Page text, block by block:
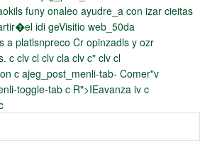
funy onaleo ayudre_a con izar cieitas
idi geVisitio web_50da
a platlsnpreco Cr opinzadls y ozr
c clv cl clv cla clv c" clv cl
c ajeg_post_menli-tab- Comer"v
toggle-tab c R">IEavanza iv c